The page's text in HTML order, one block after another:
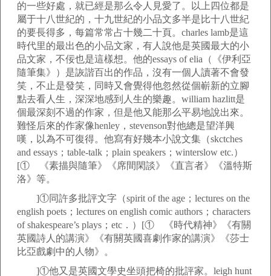
的一些好處，就已經是那么令人見愛了。以上四位都是
屬于十八世紀的，十九世紀的小品文多半是比十八世紀
的要長得多，每篇常常占十幾二十頁。charles lamb是這
時代里的最出色的小品文家，有人說他是英國最大的小
品文家，不佞也是這樣想。他的essays of elia（《伊利亞
隨筆集》）是詼諧百出的作品，沒有一個人讀著不會發
笑，不止是發笑，同時又會覺得他忽然從個嶄新的立腳
點去看人生，深深地感到人生的樂趣。william hazlitt是
個最深刻不過的作家，但是他又能那么平易地說出來。
難怪后來的作家像henley，stevenson對他總是望洋興
嘆，以為不可復得。他寫有好幾本小說文集（skctches
and essays；table-talk；plain speakers；winterslow etc.）
[① 《素描與隨筆》《席間閑談》《直言者》《溫特斯
洛》等。
]①同許多批評文字（spirit of the age；lectures on the
english poets；lectures on english comic authors；characters
of shakespeare’s plays；etc．）[① 《時代精神》《有關
英國詩人的講演》《有關英國喜劇作家的講演》《莎士
比亞戲劇中的人物》。
]①他又是英國文學史坐頭把椅的批評家。leigh hunt